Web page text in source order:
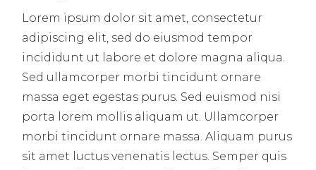
Lorem ipsum dolor sit amet, consectetur
adipiscing elit, sed do eiusmod tempor
incididunt ut labore et dolore magna aliqua.
Sed ullamcorper morbi tincidunt ornare
massa eget egestas purus. Sed euismod nisi
porta lorem mollis aliquam ut. Ullamcorper
morbi tincidunt ornare massa. Aliquam purus
sit amet luctus venenatis lectus. Semper quis